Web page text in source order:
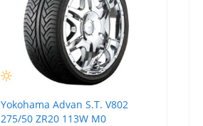
Yokohama Advan S.T. V802
275/50 ZR20 113W M0